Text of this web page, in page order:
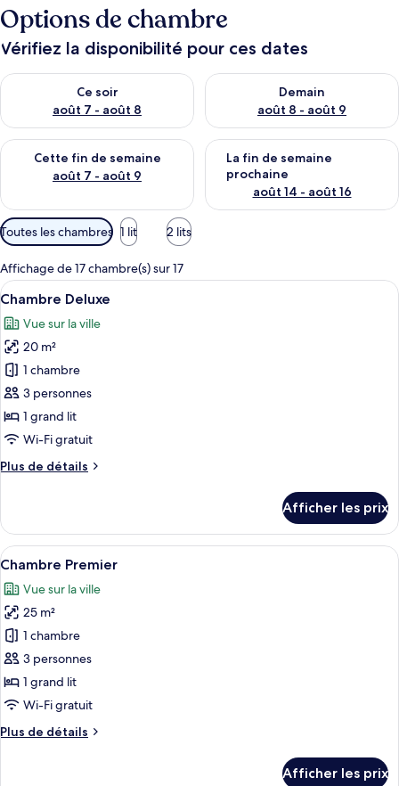
Options de chambre
Vérifiez la disponibilité pour ces dates
Ce soir
août 7 - août 8
Vérifier la disponibilité pour ce soir août 7 - août 8
Demain
août 8 - août 9
Vérifier la disponibilité pour
Cette fin de semaine
août 7 - août 9
Vérifier la disponibilité pour cette fin de semaine août 7 -
La fin de semaine
prochaine
août 14 - août 16
Vérifier la disponibilité pour
Filtres
disponibles
pour
les
chambres
Toutes les chambres 1 lit 2 lits
Affichage de 17 chambre(s) sur 17
Afficher
toutes
les
photos
pour
ce
type
de
chambre :
Chambre
Une chambre d’hôtel moderne
3
Chambre Deluxe
Vue sur la ville
20 m²
1 chambre
3 personnes
1 grand lit
Wi-Fi gratuit
Plus de détails
Plus
Chambre
Deluxe
Afficher les prix
Afficher
toutes
les
photos
pour
ce
type
de
chambre :
Chambre
Une chambre d’hôtel moderne
4
Chambre Premier
Vue sur la ville
25 m²
1 chambre
3 personnes
1 grand lit
Wi-Fi gratuit
Plus de détails
Plus
Afficher les prix